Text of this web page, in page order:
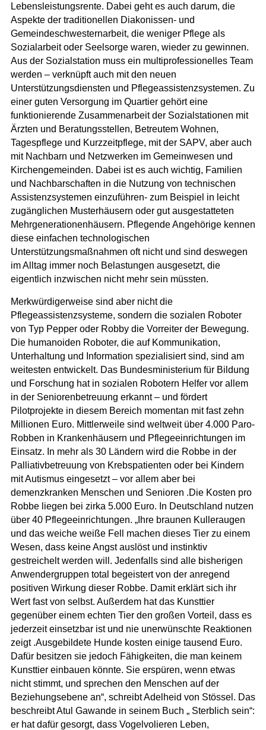
Lebensleistungsrente. Dabei geht es auch darum, die
Aspekte der traditionellen Diakonissen- und
Gemeindeschwesternarbeit, die weniger Pflege als
Sozialarbeit oder Seelsorge waren, wieder zu gewinnen.
Aus der Sozialstation muss ein multiprofessionelles Team
werden – verknüpft auch mit den neuen
Unterstützungsdiensten und Pflegeassistenzsystemen. Zu
einer guten Versorgung im Quartier gehört eine
funktionierende Zusammenarbeit der Sozialstationen mit
Ärzten und Beratungsstellen, Betreutem Wohnen,
Tagespflege und Kurzzeitpflege, mit der SAPV, aber auch
mit Nachbarn und Netzwerken im Gemeinwesen und
Kirchengemeinden. Dabei ist es auch wichtig, Familien
und Nachbarschaften in die Nutzung von technischen
Assistenzsystemen einzuführen- zum Beispiel in leicht
zugänglichen Musterhäusern oder gut ausgestatteten
Mehrgenerationenhäusern. Pflegende Angehörige kennen
diese einfachen technologischen
Unterstützungsmaßnahmen oft nicht und sind deswegen
im Alltag immer noch Belastungen ausgesetzt, die
eigentlich inzwischen nicht mehr sein müssten.
Merkwürdigerweise sind aber nicht die
Pflegeassistenzsysteme, sondern die sozialen Roboter
von Typ Pepper oder Robby die Vorreiter der Bewegung.
Die humanoiden Roboter, die auf Kommunikation,
Unterhaltung und Information spezialisiert sind, sind am
weitesten entwickelt. Das Bundesministerium für Bildung
und Forschung hat in sozialen Robotern Helfer vor allem
in der Seniorenbetreuung erkannt – und fördert
Pilotprojekte in diesem Bereich momentan mit fast zehn
Millionen Euro. Mittlerweile sind weltweit über 4.000 Paro-
Robben in Krankenhäusern und Pflegeeinrichtungen im
Einsatz. In mehr als 30 Ländern wird die Robbe in der
Palliativbetreuung von Krebspatienten oder bei Kindern
mit Autismus eingesetzt – vor allem aber bei
demenzkranken Menschen und Senioren .Die Kosten pro
Robbe liegen bei zirka 5.000 Euro. In Deutschland nutzen
über 40 Pflegeeinrichtungen. „Ihre braunen Kulleraugen
und das weiche weiße Fell machen dieses Tier zu einem
Wesen, dass keine Angst auslöst und instinktiv
gestreichelt werden will. Jedenfalls sind alle bisherigen
Anwendergruppen total begeistert von der anregend
positiven Wirkung dieser Robbe. Damit erklärt sich ihr
Wert fast von selbst. Außerdem hat das Kunsttier
gegenüber einem echten Tier den großen Vorteil, dass es
jederzeit einsetzbar ist und nie unerwünschte Reaktionen
zeigt .Ausgebildete Hunde kosten einige tausend Euro.
Dafür besitzen sie jedoch Fähigkeiten, die man keinem
Kunsttier einbauen könnte. Sie erspüren, wenn etwas
nicht stimmt, und sprechen den Menschen auf der
Beziehungsebene an“, schreibt Adelheid von Stössel. Das
beschreibt Atul Gawande in seinem Buch „ Sterblich sein“:
er hat dafür gesorgt, dass Vogelvolieren Leben,